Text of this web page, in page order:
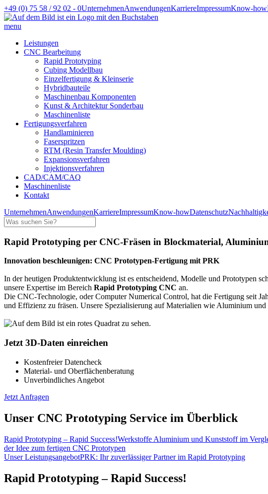
+49 (0) 75 58 / 92 02 - 0UnternehmenAnwendungenKarriereImpressumKnow-how
menu
Leistungen
CNC Bearbeitung
Rapid Prototyping
Cubing Modellbau
Einzelfertigung & Kleinserie
Hybridbauteile
Maschinenbau Komponenten
Kunst & Architektur Sonderbau
Maschinenliste
Fertigungsverfahren
Handlaminieren
Faserspritzen
RTM (Resin Transfer Moulding)
Expansionsverfahren
Injektionsverfahren
CAD/CAM/CAQ
Maschinenliste
Kontakt
UnternehmenAnwendungenKarriereImpressumKnow-howDatenschutz
Rapid Prototyping per CNC-Fräsen in Blockmaterial,
Innovation beschleunigen: CNC Prototypen-Fertigung mit PRK
In der heutigen Produktentwicklung ist es entscheidend, Modelle und Prototypen
unsere Expertise im Bereich Rapid Prototyping CNC an.
Die CNC-Technologie, oder Computer Numerical Control, hat die Fertigung seit
und Effizienz zu fräsen. Unsere Spezialisierung auf Materialien wie Aluminium
Jetzt 3D-Daten einreichen
Kostenfreier Datencheck
Material- und Oberflächenberatung
Unverbindliches Angebot
Jetzt Anfragen
Unser CNC Prototyping Service im Überblick
Rapid Prototyping – Rapid Success!Werkstoffe Aluminium und Kunststoff im
der Idee zum fertigen CNC Prototypen
Unser LeistungsangebotPRK: Ihr zuverlässiger Partner im Rapid Prototyping
Rapid Prototyping – Rapid Success!